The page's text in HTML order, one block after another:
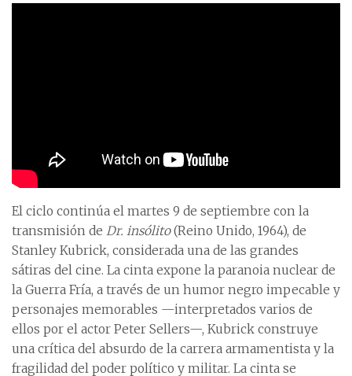
El ciclo continúa el martes 9 de septiembre con la
transmisión de Dr. insólito(Reino Unido, 1964), de
Stanley Kubrick, considerada una de las grandes
sátiras del cine. La cinta expone la paranoia nuclear de
la Guerra Fría, a través de un humor negro impecable y
personajes memorables —interpretados varios de
ellos por el actor Peter Sellers—, Kubrick construye
una crítica del absurdo de la carrera armamentista y la
fragilidad del poder político y militar. La cinta se